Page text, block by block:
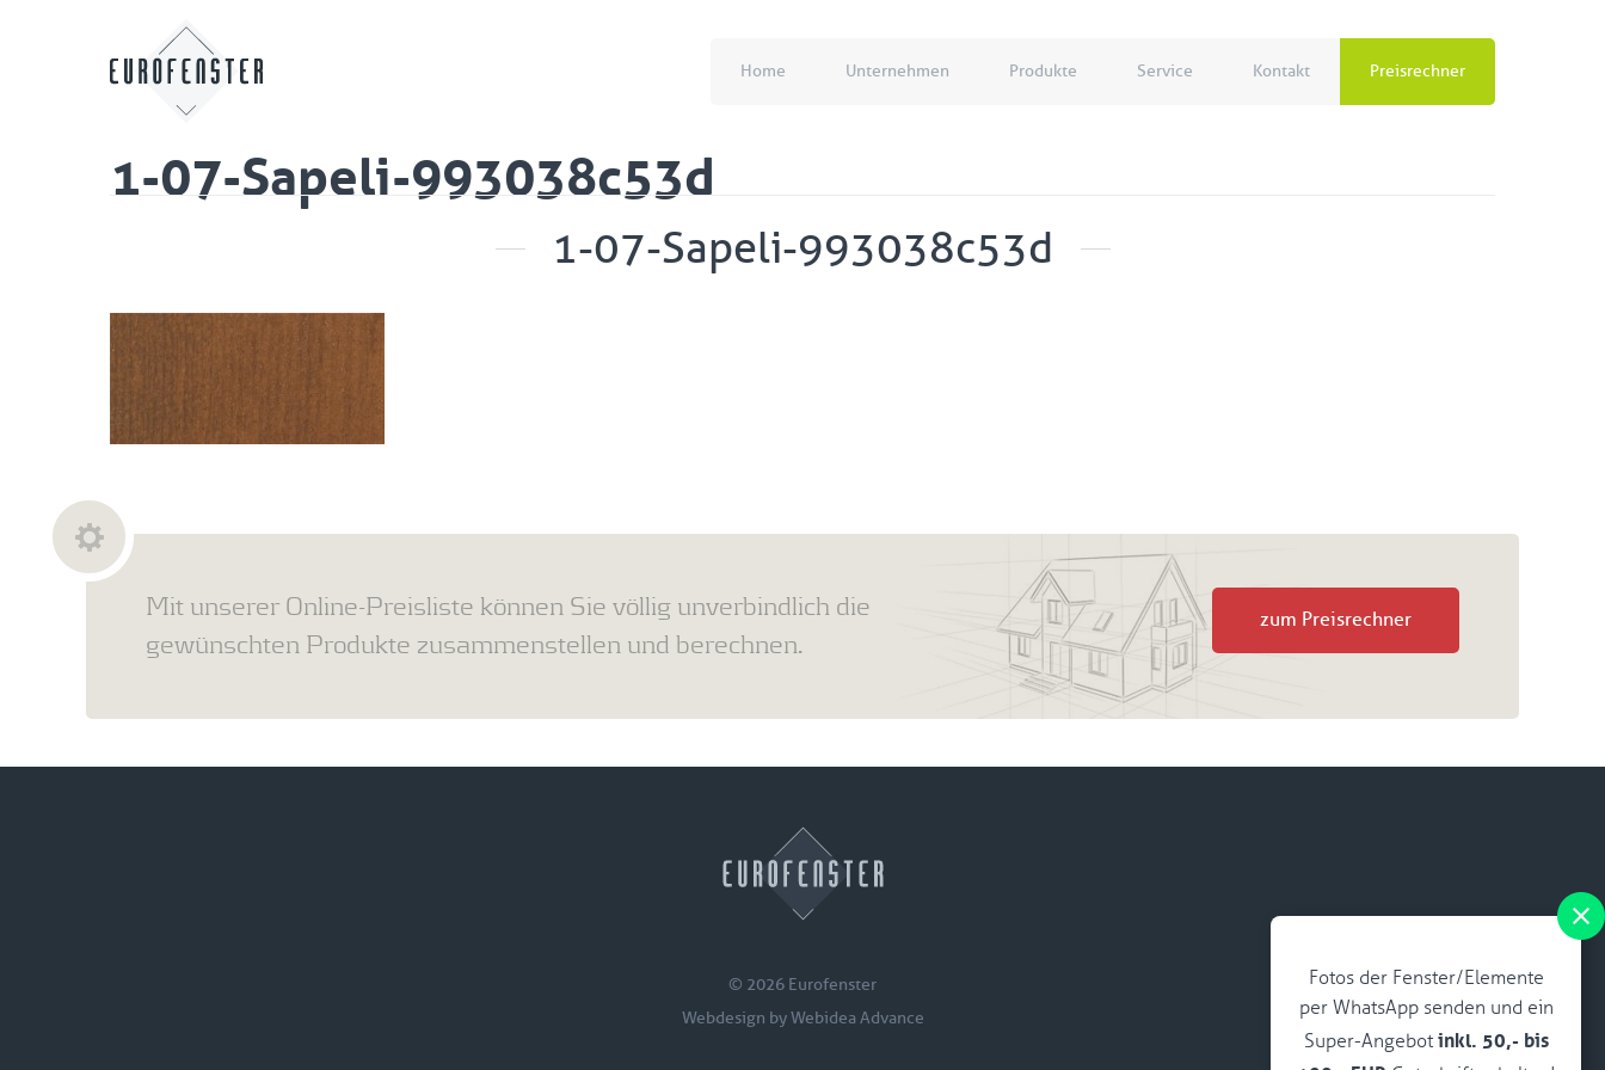
Home Unternehmen Produkte Service Kontakt Preisrechner
1-07-Sapeli-993038c53d
1-07-Sapeli-993038c53d
Fotos der Fenster/Elemente
per WhatsApp senden und ein
Super-Angebot inkl. 50,- bis
Mit unserer Online-Preisliste können Sie völlig unverbindlich die
gewünschten Produkte zusammenstellen und berechnen.
zum Preisrechner
© 2026 Eurofenster
Webdesign byWebidea Advance